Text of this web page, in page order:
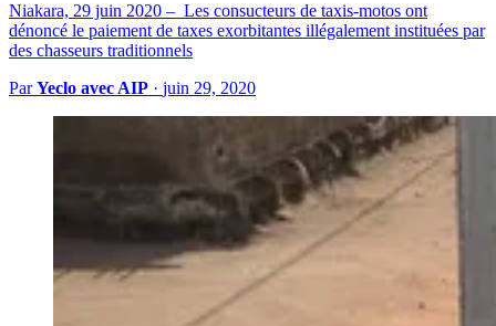
Niakara, 29 juin 2020 – Les consucteurs de taxis-motos ont
dénoncé le paiement de taxes exorbitantes illégalement instituées par
des chasseurs traditionnels
ParYeclo avec AIP · juin 29, 2020